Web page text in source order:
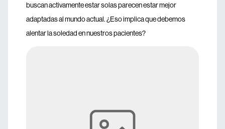
buscan activamente estar solas parecen estar mejor
adaptadas al mundo actual. ¿Eso implica que debemos
alentar la soledad en nuestros pacientes?